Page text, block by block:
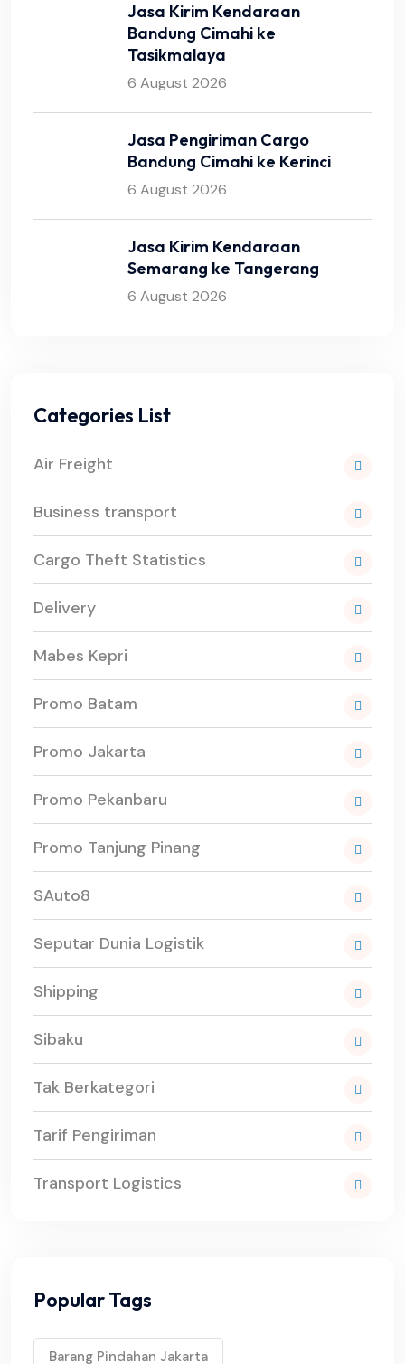
Jasa Kirim Kendaraan
Bandung Cimahi ke
Tasikmalaya
6 August 2026
Jasa Pengiriman Cargo
Bandung Cimahi ke Kerinci
6 August 2026
Jasa Kirim Kendaraan
Semarang ke Tangerang
6 August 2026
Categories List
Air Freight
Business transport
Cargo Theft Statistics
Delivery
Mabes Kepri
Promo Batam
Promo Jakarta
Promo Pekanbaru
Promo Tanjung Pinang
SAuto8
Seputar Dunia Logistik
Shipping
Sibaku
Tak Berkategori
Tarif Pengiriman
Transport Logistics
Popular Tags
Barang Pindahan Jakarta